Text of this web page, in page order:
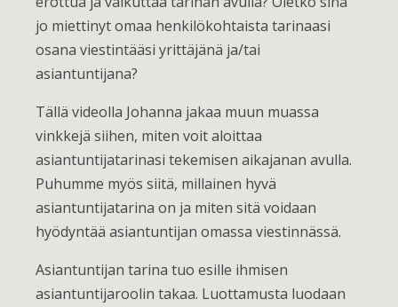
jo miettinyt omaa henkilökohtaista tarinaasi
osana viestintääsi yrittäjänä ja/tai
asiantuntijana?
Tällä videolla Johanna jakaa muun muassa
vinkkejä siihen, miten voit aloittaa
asiantuntijatarinasi tekemisen aikajanan avulla.
Puhumme myös siitä, millainen hyvä
asiantuntijatarina on ja miten sitä voidaan
hyödyntää asiantuntijan omassa viestinnässä.
Asiantuntijan tarina tuo esille ihmisen
asiantuntijaroolin takaa. Luottamusta luodaan